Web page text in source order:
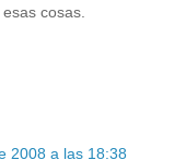
cosas.
2008 a las 18:38